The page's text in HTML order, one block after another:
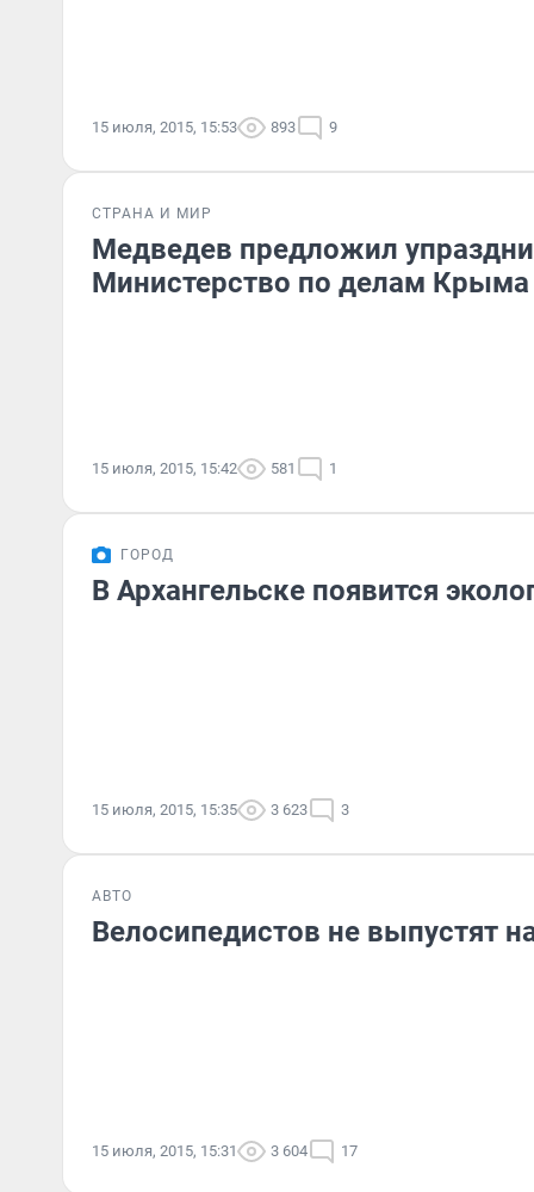
15 июля, 2015, 15:53 893 9
СТРАНА И МИР
Медведев предложил
Министерство по делам Крыма
15 июля, 2015, 15:42 581 1
ГОРОД
В Архангельске появится
15 июля, 2015, 15:35 3 623 3
АВТО
Велосипедистов не выпустят
15 июля, 2015, 15:31 3 604 17